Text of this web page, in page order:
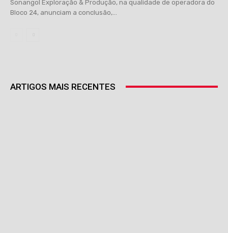
Sonangol Exploração & Produção, na qualidade de operadora do
Bloco 24, anunciam a conclusão,...
ARTIGOS MAIS RECENTES